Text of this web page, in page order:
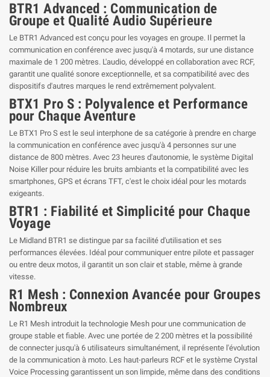
BTR1 Advanced : Communication de
Groupe et Qualité Audio Supérieure
Le BTR1 Advanced est conçu pour les voyages en groupe. Il permet la
communication en conférence avec jusqu'à 4 motards, sur une distance
maximale de 1 200 mètres. L'audio, développé en collaboration avec RCF,
garantit une qualité sonore exceptionnelle, et sa compatibilité avec des
dispositifs d'autres marques le rend extrêmement polyvalent.
BTX1 Pro S : Polyvalence et Performance
pour Chaque Aventure
Le BTX1 Pro S est le seul interphone de sa catégorie à prendre en charge
la communication en conférence avec jusqu'à 4 personnes sur une
distance de 800 mètres. Avec 23 heures d'autonomie, le système Digital
Noise Killer pour réduire les bruits ambiants et la compatibilité avec les
smartphones, GPS et écrans TFT, c'est le choix idéal pour les motards
exigeants.
BTR1 : Fiabilité et Simplicité pour Chaque
Voyage
Le Midland BTR1 se distingue par sa facilité d'utilisation et ses
performances élevées. Idéal pour communiquer entre pilote et passager
ou entre deux motos, il garantit un son clair et stable, même à grande
vitesse.
R1 Mesh : Connexion Avancée pour Groupes
Nombreux
Le R1 Mesh introduit la technologie Mesh pour une communication de
groupe stable et fiable. Avec une portée de 2 200 mètres et la possibilité
de connecter jusqu'à 6 utilisateurs simultanément, il représente l'évolution
de la communication à moto. Les haut-parleurs RCF et le système Crystal
Voice Processing garantissent un son limpide, même dans des conditions